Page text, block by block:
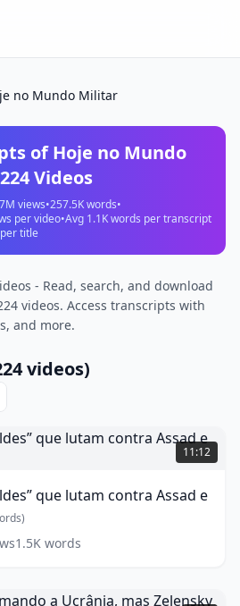
no Mundo Militar
ofHoje no Mundo
224Videos
views•257.5Kwords•
per video•Avg 1.1Kwords per transcript
title
- Read, search, and download
videos. Access transcripts with
and more.
videos)
11:12
que lutam contra Assad e
1.5K words